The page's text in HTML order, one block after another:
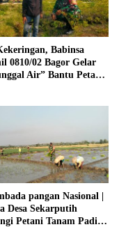
Babinsa
0810/02 Bagor Gelar
Air” Bantu Petani
pangan Nasional |
Desa Sekarputih
Petani Tanam Padi,